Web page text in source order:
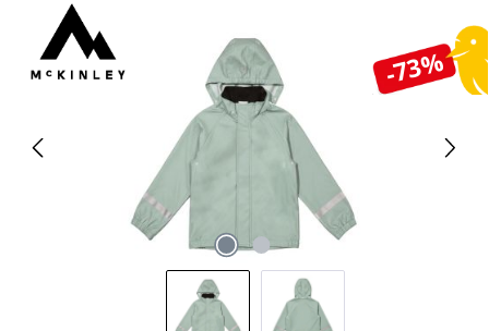
-73%
Bildergalerie überspringen